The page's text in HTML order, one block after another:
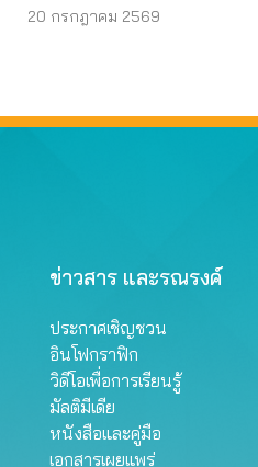
สาธารณะไร้รอยต่อ
20 กรกฎาคม 2569
ข่าวสาร และรณรงค์
ประกาศเชิญชวน
อินโฟกราฟิก
วิดีโอเพื่อการเรียนรู้
มัลติมีเดีย
หนังสือและคู่มือ
เอกสารเผยแพร่